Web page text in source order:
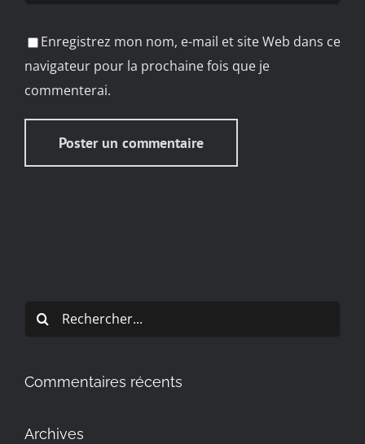
Enregistrez mon nom, e-mail et site Web dans ce
navigateur pour la prochaine fois que je
commenterai.
Rechercher:
Commentaires récents
Archives